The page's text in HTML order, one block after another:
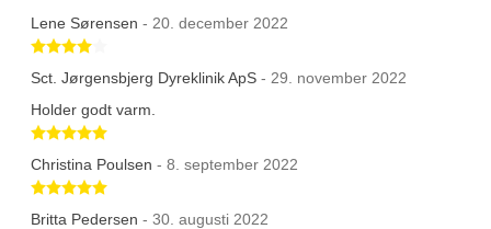
Lene Sørensen - 20. december 2022
Sct. Jørgensbjerg Dyreklinik ApS - 29. november 2022
Holder godt varm.
Betygsatt 5 av 5 stjärnor
Christina Poulsen - 8. september 2022
Betygsatt 5 av 5 stjärnor
Britta Pedersen - 30. augusti 2022